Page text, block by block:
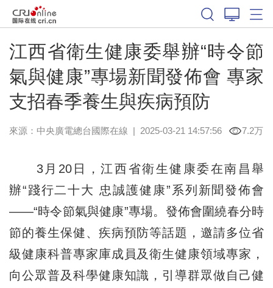
江西省衛生健康委舉辦“時令節
氣與健康”專場新聞發佈會 專家
支招春季養生與疾病預防
來源：中央廣電總台國際在線 | 2025-03-21 14:57:56 7.2万
3月20日，江西省衛生健康委在南昌舉
辦“踐行二十大 忠誠護健康”系列新聞發佈會
——“時令節氣與健康”專場。發佈會圍繞春分時
節的養生保健、疾病預防等話題，邀請多位省
級健康科普專家庫成員及衛生健康領域專家，
向公眾普及科學健康知識，引導群眾做自己健